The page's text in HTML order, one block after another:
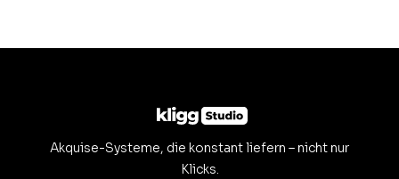
Akquise-Systeme, die konstant liefern – nicht nur
Klicks.